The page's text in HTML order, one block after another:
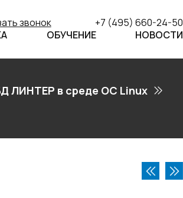
звонок
+7 (495) 660-24-50
ОБУЧЕНИЕ НОВОСТИ
ЛИНТЕР в среде ОС Linux